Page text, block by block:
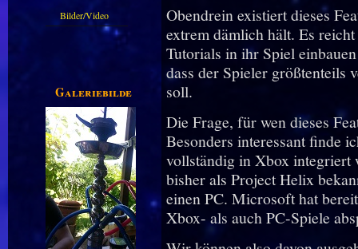
Bilder/Video
Galeriebilder
Obendrein existiert dieses
extrem dämlich hält. Es
Tutorials in ihr Spiel
dass der Spieler größtenteils
soll.
Die Frage, für wen dieses
Besonders interessant finde
vollständig in Xbox integriert
bisher als Project Helix
einen PC. Microsoft hat
Xbox- als auch PC-Spiele